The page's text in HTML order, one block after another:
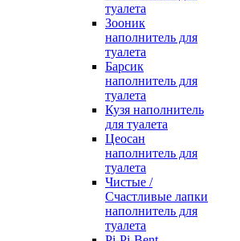
туалета
Зооник
наполнитель для
туалета
Барсик
наполнитель для
туалета
Кузя наполнитель
для туалета
Цеосан
наполнитель для
туалета
Чистые /
Счастливые лапки
наполнитель для
туалета